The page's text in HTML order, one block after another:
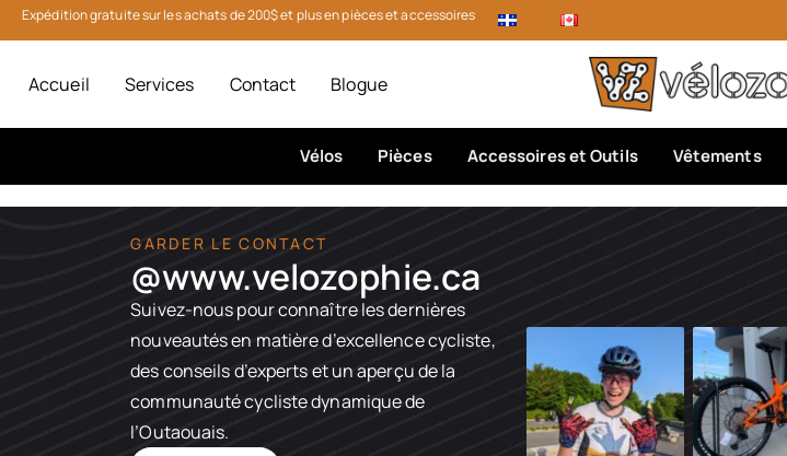
Expédition gratuite sur les achats de 200$ et plus en pièces et accessoires
Accueil Services Contact Blogue
Vélos Pièces Accessoires et Outils Vêtements
GARDER LE CONTACT
@www.velozophie.ca​
Suivez-nous pour connaître les dernières
nouveautés en matière d’excellence cycliste,
des conseils d’experts et un aperçu de la
communauté cycliste dynamique de
l’Outaouais.